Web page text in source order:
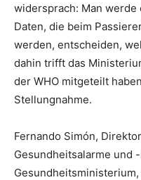
widersprach: Man
Daten, die beim
werden, entscheiden,
dahin trifft das
der WHO mitgeteilt
Stellungnahme.
Fernando Simón,
Gesundheitsalarme und